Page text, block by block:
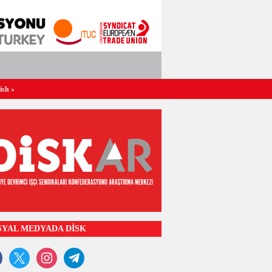
»
MEDYADA DİSK
x instagramtelegram